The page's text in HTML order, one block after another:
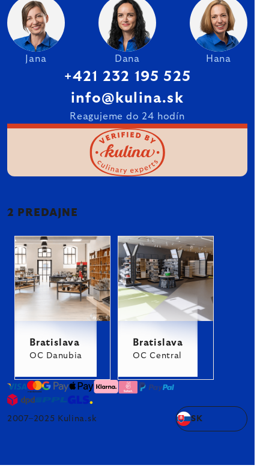
Jana Dana Hana
+421 232 195 525
info@kulina.sk
Reagujeme do 24 hodín
2 PREDAJNE
Bratislava
OC Danubia
Bratislava
OC Central
2007–2025 Kulina.sk SK